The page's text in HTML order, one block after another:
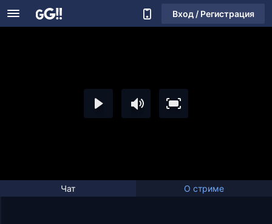
Вход / Регистрация
Чат О стриме